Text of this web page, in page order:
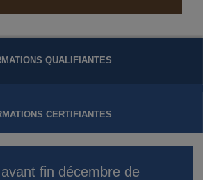
QUALIFIANTES
CERTIFIANTES
QUI SOMMES NOUS
fin décembre de